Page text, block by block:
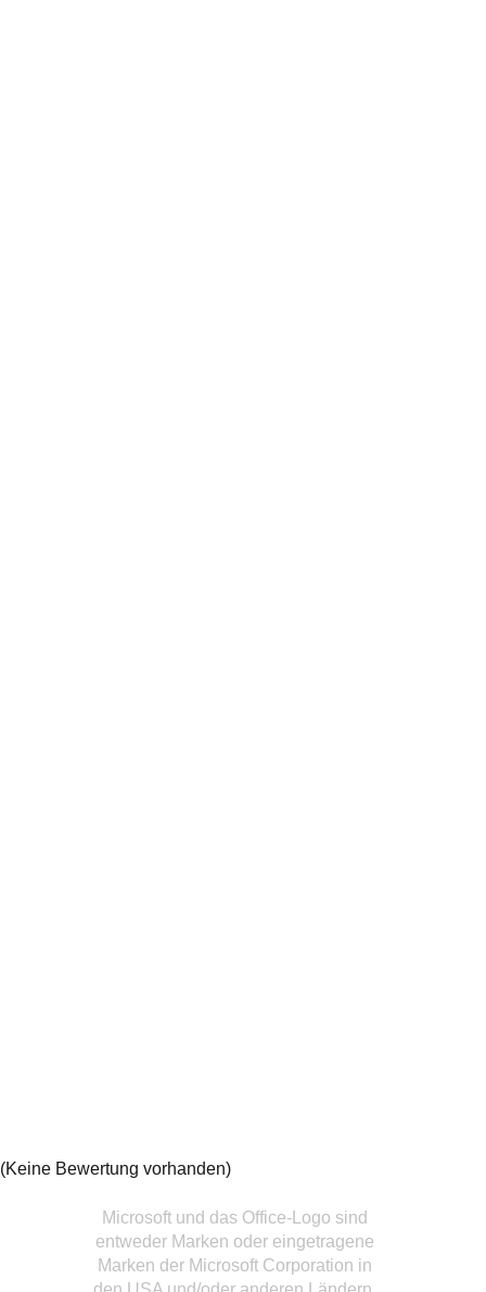
(Keine Bewertung vorhanden)
Microsoft und das Office-Logo sind
entweder Marken oder eingetragene
Marken der Microsoft Corporation in